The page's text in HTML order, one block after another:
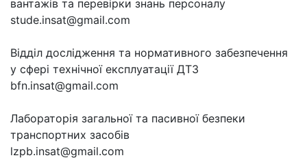
вантажів та перевірки знань персоналу
stude.insat@gmail.com
Відділ дослідження та нормативного забезпечення
у сфері технічної експлуатації ДТЗ
bfn.insat@gmail.com
Лабораторія загальної та пасивної безпеки
транспортних засобів
lzpb.insat@gmail.com